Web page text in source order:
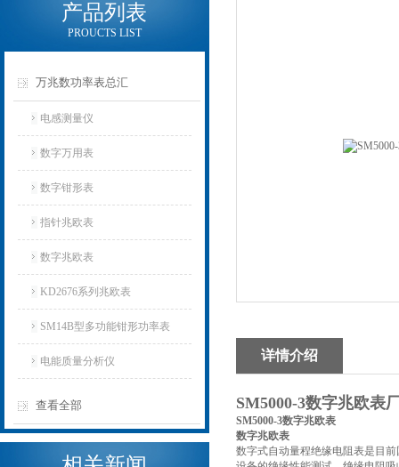
产品列表
PROUCTS LIST
万兆数功率表总汇
电感测量仪
数字万用表
数字钳形表
指针兆欧表
数字兆欧表
KD2676系列兆欧表
SM14B型多功能钳形功率表
电能质量分析仪
查看全部
详情介绍
SM5000-3数字兆欧表
SM5000-3数字兆欧表
数字兆欧表
数字式自动量程绝缘电阻表是目